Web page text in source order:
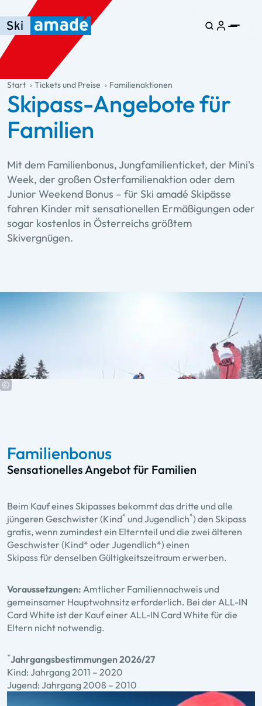
Zum Haupt-Inhalt springen
Springe zur Tabelle
Zur Haupt-Navigation springen
general.table-of-content
Start Tickets und Preise Familienaktionen
Skipass-Angebote für
Familien
Mit dem Familienbonus, Jungfamilienticket, der Mini's
Week, der großen Osterfamilienaktion oder dem
Junior Weekend Bonus – für Ski amadé Skipässe
fahren Kinder mit sensationellen Ermäßigungen oder
sogar kostenlos in Österreichs größtem
Skivergnügen.
Familienbonus
Sensationelles Angebot für Familien
Beim Kauf eines Skipasses bekommt das dritte und alle
jüngeren Geschwister (Kind* und Jugendlich*) den Skipass
gratis, wenn zumindest ein Elternteil und die zwei älteren
Geschwister (Kind* oder Jugendlich*) einen
Skipass für denselben Gültigkeitszeitraum erwerben.
Voraussetzungen: Amtlicher Familiennachweis und
gemeinsamer Hauptwohnsitz erforderlich. Bei der ALL-IN
Card White ist der Kauf einer ALL-IN Card White für die
Eltern nicht notwendig.
*Jahrgangsbestimmungen 2026/27
Kind: Jahrgang 2011 – 2020
Jugend: Jahrgang 2008 – 2010